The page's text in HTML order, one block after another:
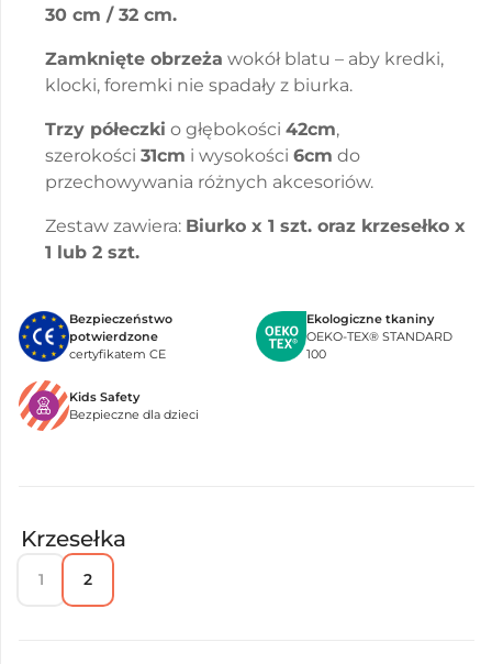
30 cm / 32 cm.
Zamknięte obrzeża wokół blatu – aby kredki,
klocki, foremki nie spadały z biurka.
Trzy półeczki o głębokości 42cm,
szerokości 31cm i wysokości 6cm do
przechowywania różnych akcesoriów.
Zestaw zawiera: Biurko x 1 szt. oraz krzesełko x
1 lub 2 szt.
Bezpieczeństwo
potwierdzone
certyfikatem CE
Ekologiczne tkaniny
OEKO-TEX® STANDARD
100
Kids Safety
Bezpieczne dla dzieci
Krzesełka
1 2